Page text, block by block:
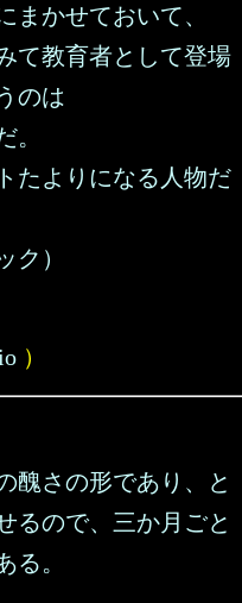
まかせておいて、
て教育者として登場
のは
。
たよりになる人物だ
ク）
）
醜さの形であり、と
るので、三か月ごと
る。